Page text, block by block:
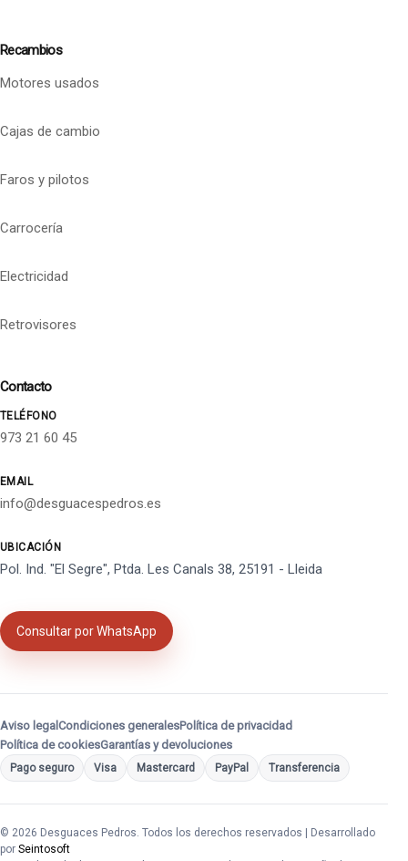
Recambios
Motores usados
Cajas de cambio
Faros y pilotos
Carrocería
Electricidad
Retrovisores
Contacto
TELÉFONO
973 21 60 45
EMAIL
info@desguacespedros.es
UBICACIÓN
Pol. Ind. "El Segre", Ptda. Les Canals 38, 25191 - Lleida
Consultar por WhatsApp
Aviso legal Condiciones generalesPolítica de privacidad
Política de cookiesGarantías y devoluciones
Pago seguro Visa Mastercard PayPal Transferencia
© 2026 Desguaces Pedros. Todos los derechos reservados | Desarrollado
por Seintosoft